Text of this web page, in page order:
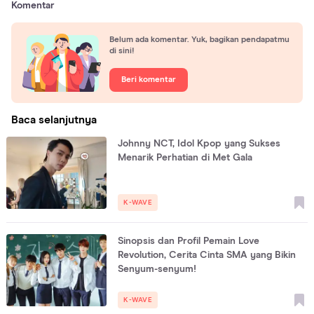
Komentar
Belum ada komentar. Yuk, bagikan pendapatmu
di sini!
Beri komentar
Baca selanjutnya
Johnny NCT, Idol Kpop yang Sukses
Menarik Perhatian di Met Gala
K-WAVE
Sinopsis dan Profil Pemain Love
Revolution, Cerita Cinta SMA yang Bikin
Senyum-senyum!
K-WAVE